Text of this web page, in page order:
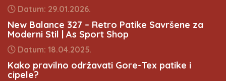
Datum: 29.01.2026.
New Balance 327 – Retro Patike Savršene za
Moderni Stil | As Sport Shop
Datum: 18.04.2025.
Kako pravilno održavati Gore-Tex patike i
cipele?